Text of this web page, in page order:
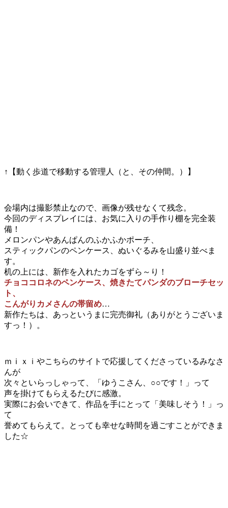
↑【動く歩道で移動する管理人（と、その仲間。）】
会場内は撮影禁止なので、画像が残せなくて残念。
今回のディスプレイには、お気に入りの手作り棚を完全装
備！
メロンパンやあんぱんのふかふかポーチ、
スティックパンのペンケース、ぬいぐるみを山盛り並べま
す。
机の上には、新作を入れたカゴをずら～り！
チョココロネのペンケース、焼きたてパンダのブローチセッ
ト、
こんがりカメさんの帯留め…
新作たちは、あっというまに完売御礼（ありがとうございま
すっ！）。
ｍｉｘｉやこちらのサイトで応援してくださっているみなさ
んが
次々といらっしゃって、「ゆうこさん、○○です！」って
声を掛けてもらえるたびに感激。
実際にお会いできて、作品を手にとって「美味しそう！」っ
て
誉めてもらえて。とっても幸せな時間を過ごすことができま
した☆